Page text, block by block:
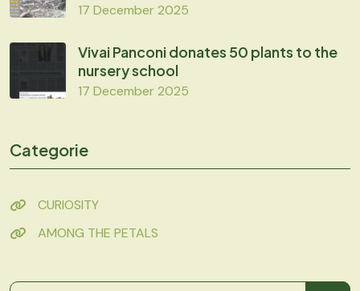
17 December 2025
Vivai Panconi donates 50 plants to the
nursery school
17 December 2025
Categorie
CURIOSITY
AMONG THE PETALS